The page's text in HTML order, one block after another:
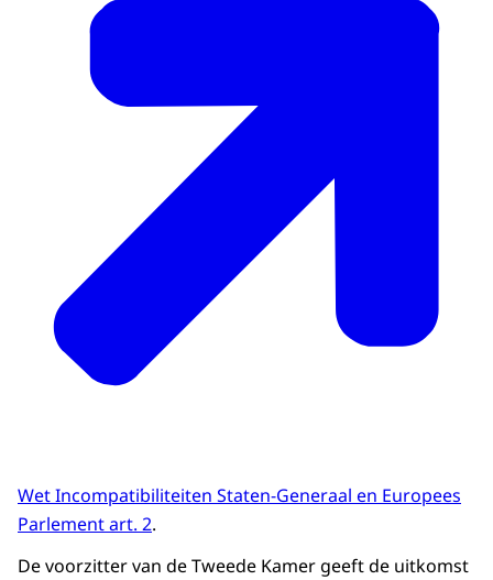
Wet Incompatibiliteiten Staten-Generaal en Europees
Parlement art. 2.
De voorzitter van de Tweede Kamer geeft de uitkomst